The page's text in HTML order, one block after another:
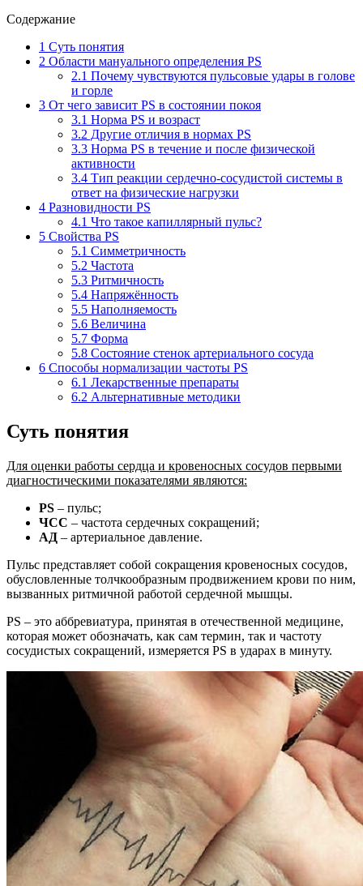
Содержание
1 Суть понятия
2 Области мануального определения PS
2.1 Почему чувствуются пульсовые удары в голове
и горле
3 От чего зависит PS в состоянии покоя
3.1 Норма PS и возраст
3.2 Другие отличия в нормах PS
3.3 Норма PS в течение и после физической
активности
3.4 Тип реакции сердечно-сосудистой системы в
ответ на физические нагрузки
4 Разновидности PS
4.1 Что такое капиллярный пульс?
5 Свойства PS
5.1 Симметричность
5.2 Частота
5.3 Ритмичность
5.4 Напряжённость
5.5 Наполняемость
5.6 Величина
5.7 Форма
5.8 Состояние стенок артериального сосуда
6 Способы нормализации частоты PS
6.1 Лекарственные препараты
6.2 Альтернативные методики
Суть понятия
Для оценки работы сердца и кровеносных сосудов первыми
диагностическими показателями являются:
PS – пульс;
ЧСС – частота сердечных сокращений;
АД – артериальное давление.
Пульс представляет собой сокращения кровеносных сосудов,
обусловленные толчкообразным продвижением крови по ним,
вызванных ритмичной работой сердечной мышцы.
PS – это аббревиатура, принятая в отечественной медицине,
которая может обозначать, как сам термин, так и частоту
сосудистых сокращений, измеряется PS в ударах в минуту.